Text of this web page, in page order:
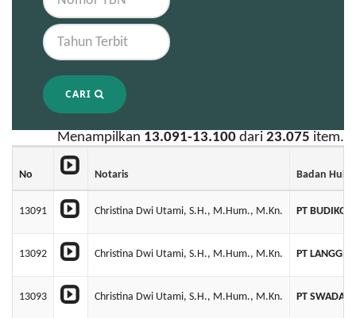
CARI
Menampilkan 13.091-13.100 dari 23.075 item.
No Notaris Badan
13091 Christina Dwi Utami, S.H., M.Hum., M.Kn. PT
13092 Christina Dwi Utami, S.H., M.Hum., M.Kn. PT
13093 Christina Dwi Utami, S.H., M.Hum., M.Kn. PT